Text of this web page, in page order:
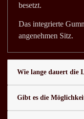
besetzt.
Das integrierte
angenehmen Sitz.
Wie lange dauert die
Gibt es die